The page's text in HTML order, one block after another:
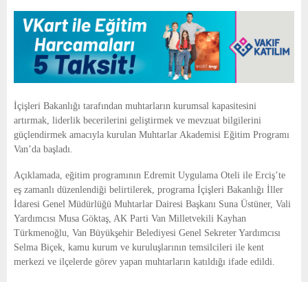
E
N
U
İçişleri Bakanlığı tarafından muhtarların kurumsal kapasitesini
artırmak, liderlik becerilerini geliştirmek ve mevzuat bilgilerini
güçlendirmek amacıyla kurulan Muhtarlar Akademisi Eğitim Programı
Van’da başladı.
Açıklamada, eğitim programının Edremit Uygulama Oteli ile Erciş’te
eş zamanlı düzenlendiği belirtilerek, programa İçişleri Bakanlığı İller
İdaresi Genel Müdürlüğü Muhtarlar Dairesi Başkanı Suna Üstüner, Vali
Yardımcısı Musa Göktaş, AK Parti Van Milletvekili Kayhan
Türkmenoğlu, Van Büyükşehir Belediyesi Genel Sekreter Yardımcısı
Selma Biçek, kamu kurum ve kuruluşlarının temsilcileri ile kent
merkezi ve ilçelerde görev yapan muhtarların katıldığı ifade edildi.